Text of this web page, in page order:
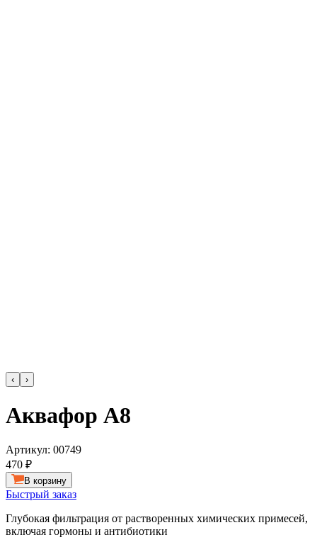
‹ ›
Аквафор А8
Артикул: 00749
470 ₽
В корзину
Быстрый заказ
Глубокая фильтрация от растворенных химических примесей,
включая гормоны и антибиотики